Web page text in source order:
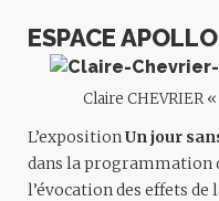
ESPACE
Claire CHEVRIER
L’exposition Un jour
dans la programmation
l’évocation des effets